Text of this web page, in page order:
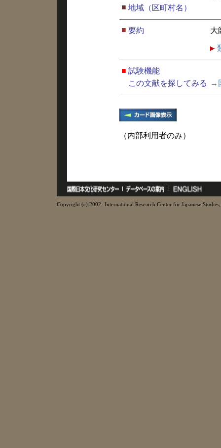
■ 地域（区町村名）
■ 要約 大
■ 試験機能
この文献を探してみる
→
（内部利用者のみ）
Copyright (c) 2002- International Research Center for Japanese